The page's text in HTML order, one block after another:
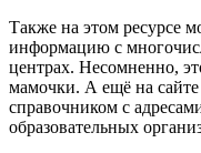
Также на этом ресурсе
информацию с
центрах. Несомненно,
мамочки. А ещё на
справочником с
образовательных